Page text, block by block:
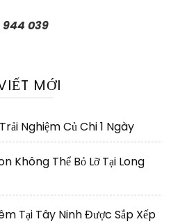
039
MỚI
Nghiệm Củ Chi 1 Ngày
Không Thể Bỏ Lỡ Tại Long
Tại Tây Ninh Được Sắp Xếp